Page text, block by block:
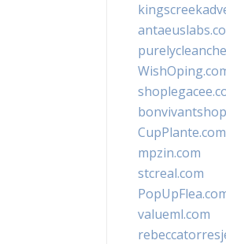
CupPlante.com
mpzin.com
stcreal.com
valueml.com